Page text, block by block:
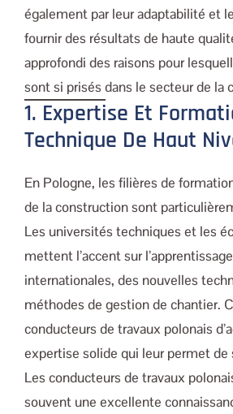
également par leur adaptabilité et
fournir des résultats de haute
approfondi des raisons pour
sont si prisés dans le secteur de la
1. Expertise Et
Technique De Haut
En Pologne, les filières de
de la construction sont
Les universités techniques et les
mettent l’accent sur
internationales, des nouvelles
méthodes de gestion de chantier.
conducteurs de travaux polonais
expertise solide qui leur permet de
Les conducteurs de travaux
souvent une excellente